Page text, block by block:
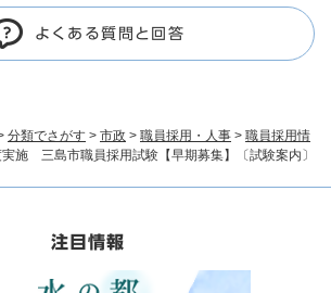
分類でさがす > 市政 > 職員採用・人事 > 職員採用情
施 三島市職員採用試験【早期募集】〔試験案内〕
よくある質問と回答
注目情報